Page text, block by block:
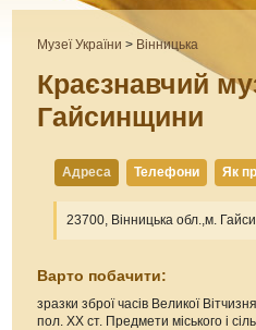
Музеї України > Вінницька
Краєзнавчий
Гайсинщини
Адреса Телефони Як
23700, Вінницька обл.,м.
Варто побачити:
зразки зброї часів Великої
пол. ХХ ст. Предмети міського і